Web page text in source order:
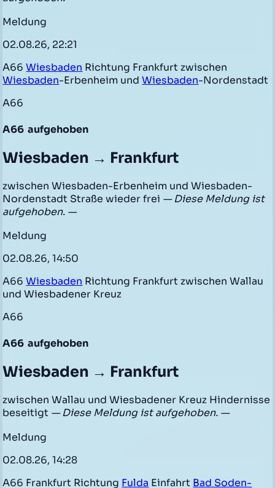
Meldung
02.08.26, 22:21
A66Wiesbaden Richtung Frankfurt zwischen
Wiesbaden-Erbenheim undWiesbaden-Nordenstadt
A66
A66 aufgehoben
Wiesbaden → Frankfurt
zwischen Wiesbaden-Erbenheim und Wiesbaden-
Nordenstadt Straße wieder frei — Diese Meldung ist
aufgehoben. —
Meldung
02.08.26, 14:50
A66Wiesbaden Richtung Frankfurt zwischen Wallau
und Wiesbadener Kreuz
A66
A66 aufgehoben
Wiesbaden → Frankfurt
zwischen Wallau und Wiesbadener Kreuz Hindernisse
beseitigt — Diese Meldung ist aufgehoben. —
Meldung
02.08.26, 14:28
A66 Frankfurt Richtung Fulda Einfahrt Bad Soden-